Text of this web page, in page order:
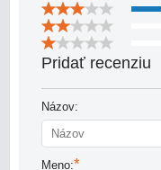
Pridať recenziu
Názov:
Meno:*